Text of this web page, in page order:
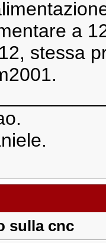
a
stessa
sulla cnc